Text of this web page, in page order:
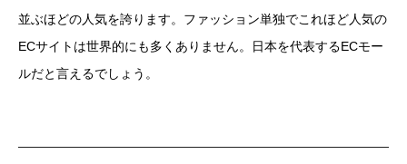
並ぶほどの人気を誇ります。ファッション単独でこれほど人気の
ECサイトは世界的にも多くありません。日本を代表するECモー
ルだと言えるでしょう。